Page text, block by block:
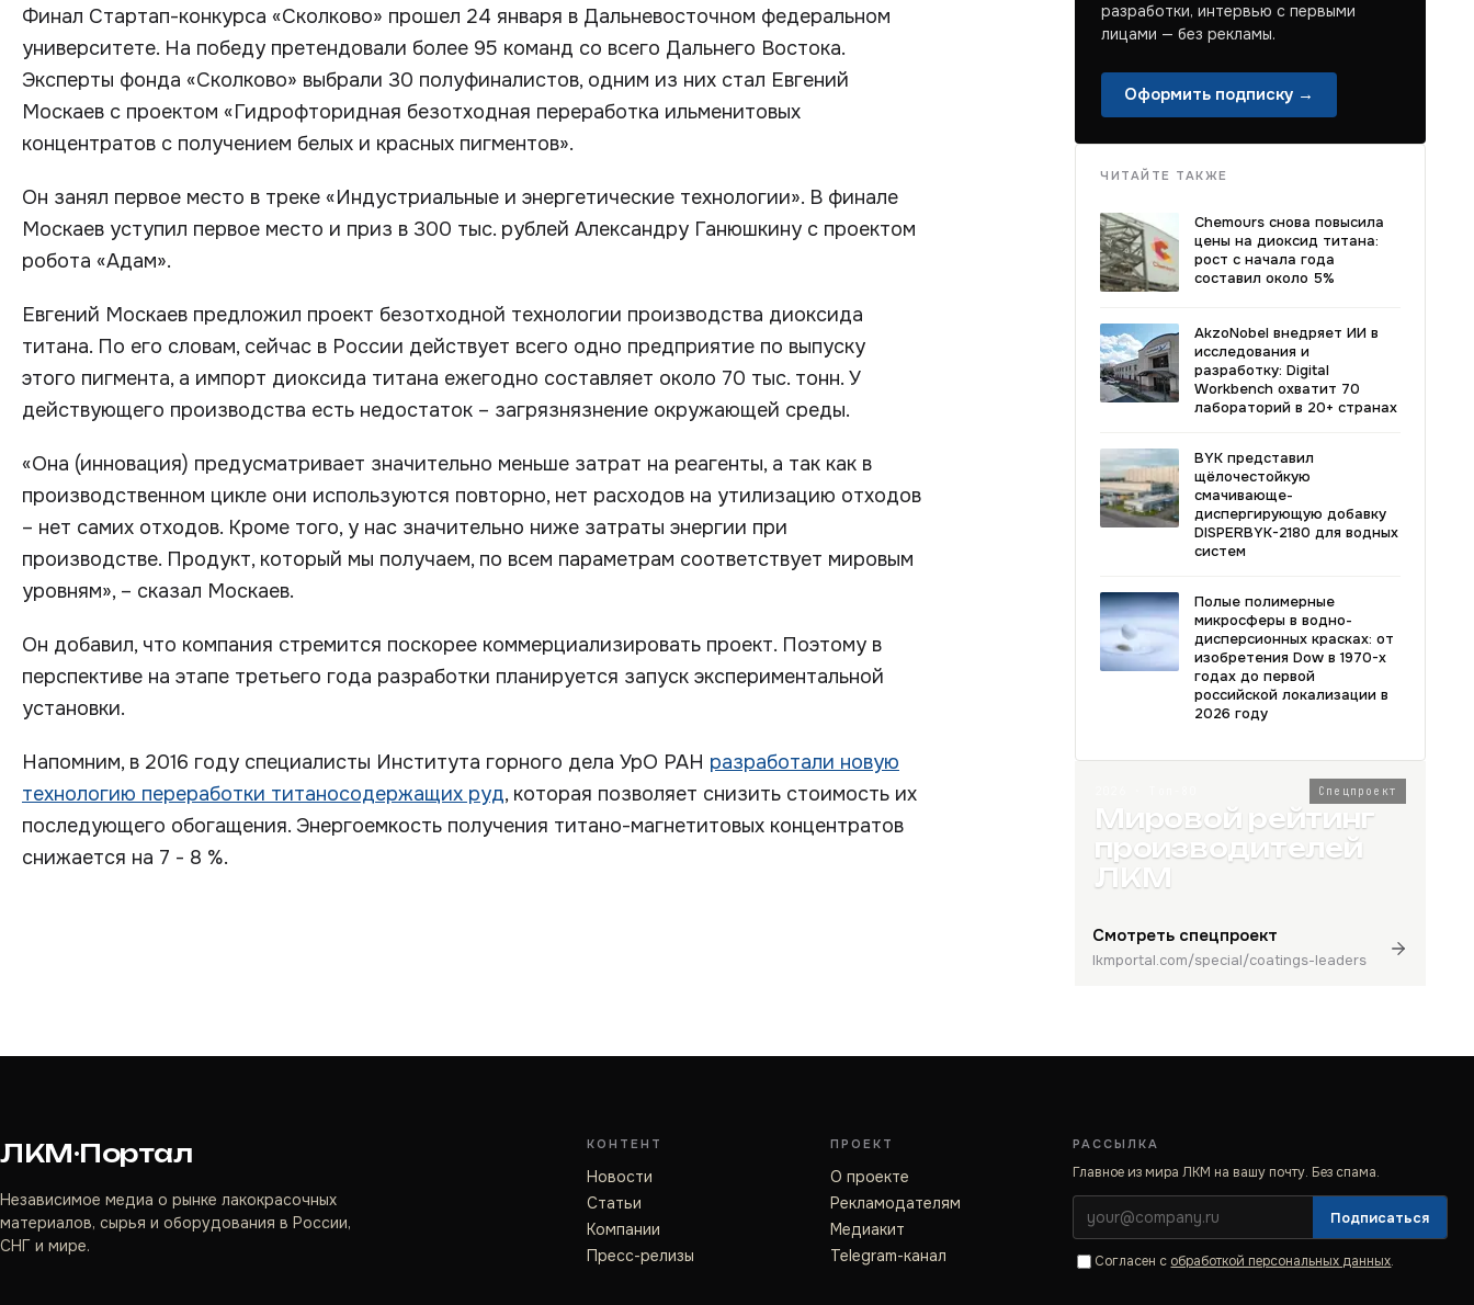
Финал Стартап-конкурса «Сколково» прошел 24 января в Дальневосточном федеральном
университете. На победу претендовали более 95 команд со всего Дальнего Востока.
Эксперты фонда «Сколково» выбрали 30 полуфиналистов, одним из них стал Евгений
Москаев с проектом «Гидрофторидная безотходная переработка ильменитовых
концентратов с получением белых и красных пигментов».
Он занял первое место в треке «Индустриальные и энергетические технологии». В финале
Москаев уступил первое место и приз в 300 тыс. рублей Александру Ганюшкину с проектом
робота «Адам».
Евгений Москаев предложил проект безотходной технологии производства диоксида
титана. По его словам, сейчас в России действует всего одно предприятие по выпуску
этого пигмента, а импорт диоксида титана ежегодно составляет около 70 тыс. тонн. У
действующего производства есть недостаток – загрязнязнение окружающей среды.
«Она (инновация) предусматривает значительно меньше затрат на реагенты, а так как в
производственном цикле они используются повторно, нет расходов на утилизацию отходов
– нет самих отходов. Кроме того, у нас значительно ниже затраты энергии при
производстве. Продукт, который мы получаем, по всем параметрам соответствует мировым
уровням», – сказал Москаев.
Он добавил, что компания стремится поскорее коммерциализировать проект. Поэтому в
перспективе на этапе третьего года разработки планируется запуск экспериментальной
установки.
Напомним, в 2016 году специалисты Института горного дела УрО РАН разработали новую
технологию переработки титаносодержащих руд, которая позволяет снизить стоимость их
последующего обогащения. Энергоемкость получения титано-магнетитовых концентратов
снижается на 7 - 8 %.
разработки, интервью с первыми
лицами — без рекламы.
Оформить подписку →
ЧИТАЙТЕ ТАКЖЕ
Chemours снова повысила
цены на диоксид титана:
рост с начала года
составил около 5%
AkzoNobel внедряет ИИ в
исследования и
разработку: Digital
Workbench охватит 70
лабораторий в 20+ странах
BYK представил
щёлочестойкую
смачивающе-
диспергирующую добавку
DISPERBYK-2180 для водных
систем
Полые полимерные
микросферы в водно-
дисперсионных красках: от
изобретения Dow в 1970-х
годах до первой
российской локализации в
2026 году
Спецпроект
Мировой рейтинг
производителей
ЛКМ
Смотреть спецпроект
lkmportal.com/special/coatings-leaders
ЛКМ·Портал
Независимое медиа о рынке лакокрасочных
материалов, сырья и оборудования в России,
СНГ и мире.
КОНТЕНТ
Новости
Статьи
Компании
Пресс-релизы
ПРОЕКТ
О проекте
Рекламодателям
Медиакит
Telegram-канал
РАССЫЛКА
Главное из мира ЛКМ на вашу почту. Без спама.
Подписаться
Согласен с обработкой персональных данных.